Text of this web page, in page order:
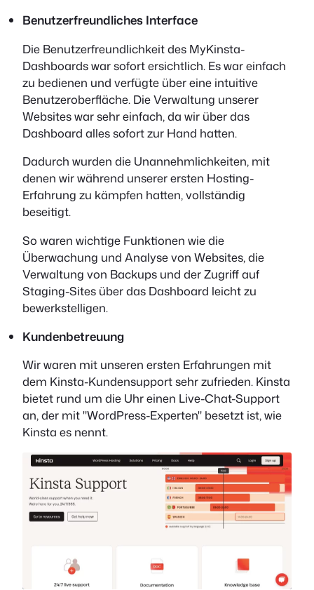
Benutzerfreundliches Interface
Die Benutzerfreundlichkeit des MyKinsta-
Dashboards war sofort ersichtlich. Es war einfach
zu bedienen und verfügte über eine intuitive
Benutzeroberfläche. Die Verwaltung unserer
Websites war sehr einfach, da wir über das
Dashboard alles sofort zur Hand hatten.
Dadurch wurden die Unannehmlichkeiten, mit
denen wir während unserer ersten Hosting-
Erfahrung zu kämpfen hatten, vollständig
beseitigt.
So waren wichtige Funktionen wie die
Überwachung und Analyse von Websites, die
Verwaltung von Backups und der Zugriff auf
Staging-Sites über das Dashboard leicht zu
bewerkstelligen.
Kundenbetreuung
Wir waren mit unseren ersten Erfahrungen mit
dem Kinsta-Kundensupport sehr zufrieden. Kinsta
bietet rund um die Uhr einen Live-Chat-Support
an, der mit "WordPress-Experten" besetzt ist, wie
Kinsta es nennt.